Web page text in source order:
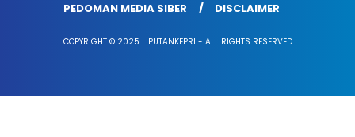
PEDOMAN MEDIA SIBER
DISCLAIMER
COPYRIGHT © 2025 LIPUTANKEPRI - ALL RIGHTS RESERVED